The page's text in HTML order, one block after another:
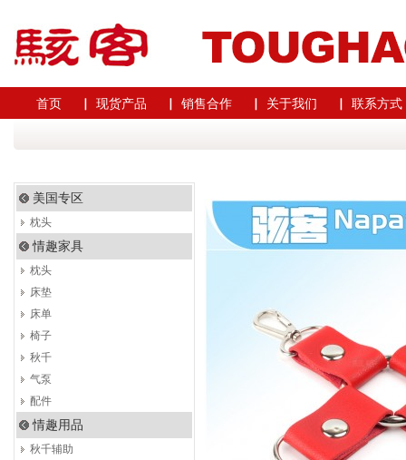
首页 ▏ 现货产品 ▏ 销售合作 ▏ 关于我们 ▏ 联系方式
美国专区
枕头
情趣家具
枕头
床垫
床单
椅子
秋千
气泵
配件
情趣用品
秋千辅助